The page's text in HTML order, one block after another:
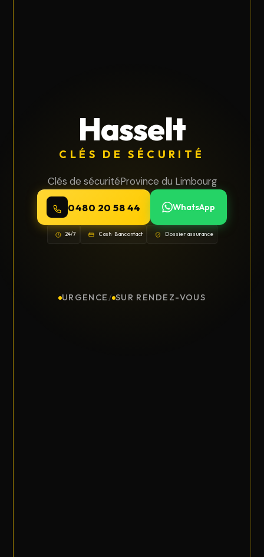
Hasselt
CLÉS DE SÉCURITÉ
Clés de sécuritéProvince du Limbourg
0480 20 58 44 WhatsApp
24/7 Cash · Bancontact Dossier assurance
URGENCE / SUR RENDEZ-VOUS